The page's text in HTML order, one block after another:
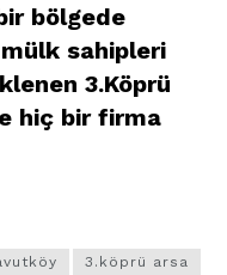
bölgede
sahipleri
3.Köprü
hiç bir firma
3.köprü arsa